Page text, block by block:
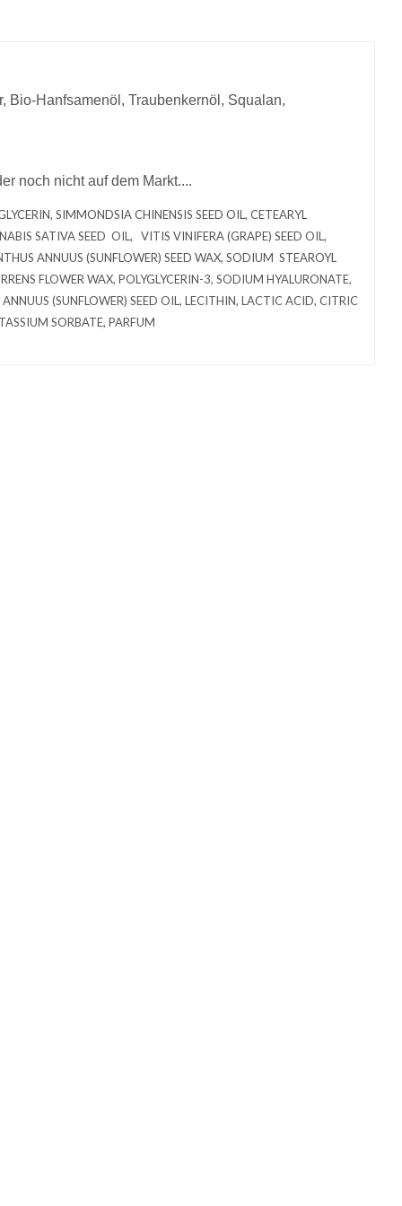
Bio-Hanfsamenöl, Traubenkernöl, Squalan,
noch nicht auf dem Markt....
SIMMONDSIA CHINENSIS SEED OIL, CETEARYL
SATIVA SEED OIL, VITIS VINIFERA (GRAPE) SEED OIL,
ANNUUS (SUNFLOWER) SEED WAX, SODIUM STEAROYL
FLOWER WAX, POLYGLYCERIN-3, SODIUM HYALURONATE,
(SUNFLOWER) SEED OIL, LECITHIN, LACTIC ACID, CITRIC
SORBATE, PARFUM